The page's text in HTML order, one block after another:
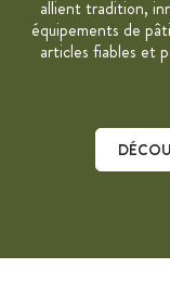
allient tradition,
équipements de
articles fiables et